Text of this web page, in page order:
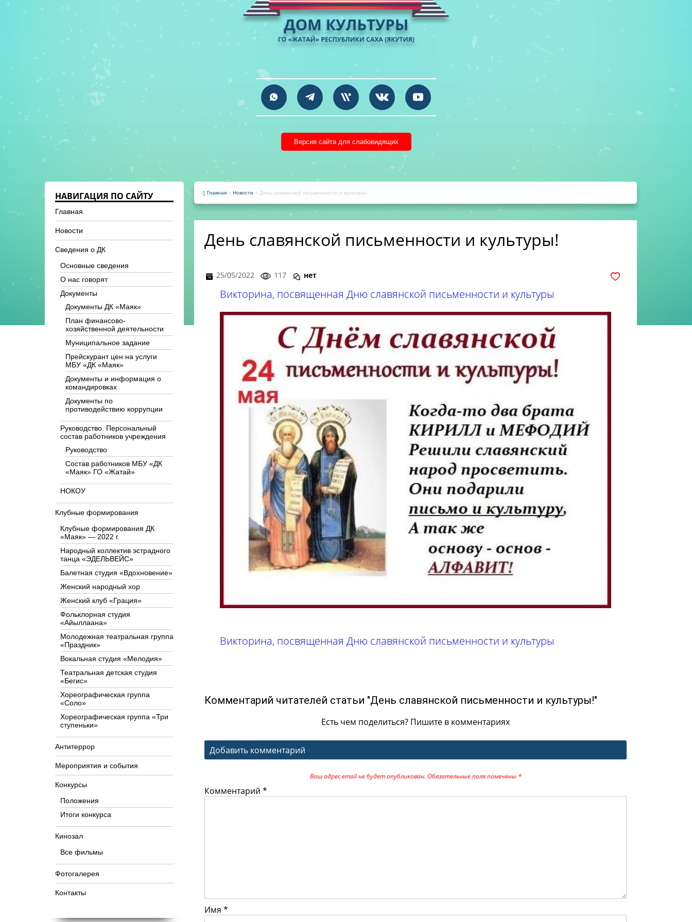
Версия сайта для слабовидящих
НАВИГАЦИЯ ПО САЙТУ
Главная
Новости
Сведения о ДК
Основные сведения
О нас говорят
Документы
Документы ДК «Маяк»
План финансово-
хозяйственной деятельности
Муниципальное задание
Прейскурант цен на услуги
МБУ «ДК «Маяк»
Документы и информация о
командировках
Документы по
противодействию коррупции
Руководство. Персональный
состав работников учреждения
Руководство
Состав работников МБУ «ДК
«Маяк» ГО «Жатай»
НОКОУ
Клубные формирования
Клубные формирования ДК
«Маяк» — 2022 г.
Народный коллектив эстрадного
танца «ЭДЕЛЬВЕЙС»
Балетная студия «Вдохновение»
Женский народный хор
Женский клуб «Грация»
Фольклорная студия
«Айыллаана»
Молодежная театральная группа
«Праздник»
Вокальная студия «Мелодия»
Театральная детская студия
«Бегис»
Хореографическая группа
«Соло»
Хореографическая группа «Три
ступеньки»
Антитеррор
Мероприятия и события
Конкурсы
Положения
Итоги конкурса
Кинозал
Все фильмы
Фотогалерея
Контакты
Главная » Новости » День славянской письменности и культуры!
День славянской письменности и культуры!
25/05/2022 117 нет
Викторина, посвященная Дню славянской письменности и культуры
Викторина, посвященная Дню славянской письменности и культуры
Комментарий читателей статьи "День славянской письменности и культуры!"
Есть чем поделиться? Пишите в комментариях
Добавить комментарий
Ваш адрес email не будет опубликован. Обязательные поля помечены *
Комментарий *
Имя *